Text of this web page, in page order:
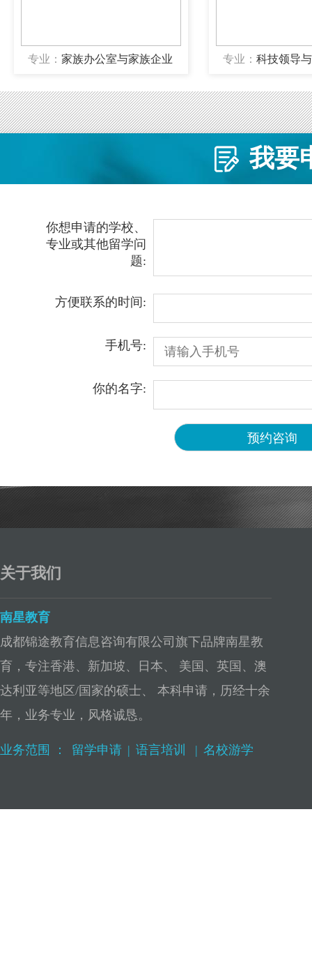
专业：科技领导与创业 专业：科技领
我要
你想申请的学校、
专业或其他留学问
题:
方便联系的时间:
手机号:
你的名字:
关于我们
南星教育
成都锦途教育信息咨询有限公司旗下品牌南星教
育，专注香港、新加坡、日本、 美国、英国、澳
达利亚等地区/国家的硕士、 本科申请，历经十余
年，业务专业，风格诚恳。
业务范围 ： 留学申请 | 语言培训 | 名校游学